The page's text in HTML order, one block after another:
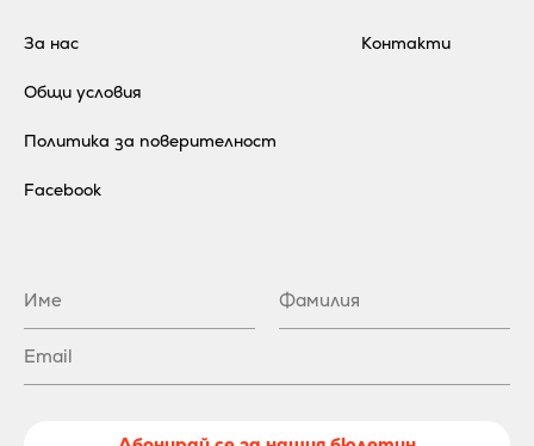
За нас
Общи условия
Политика за поверителност
Контакти
Facebook